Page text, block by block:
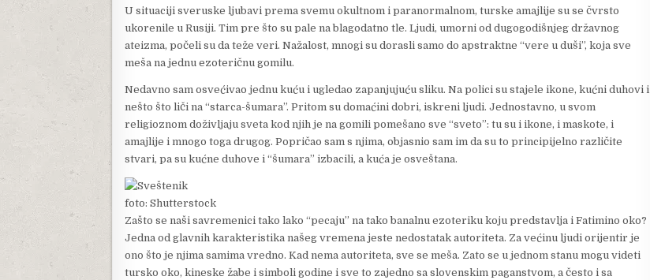
U situaciji sveruske ljubavi prema svemu okultnom i paranormalnom, turske amajlije su se čvrsto
ukorenile u Rusiji. Tim pre što su pale na blagodatno tle. Ljudi, umorni od dugogodišnjeg državnog
ateizma, počeli su da teže veri. Nažalost, mnogi su dorasli samo do apstraktne “vere u duši”, koja sve
meša na jednu ezoteričnu gomilu.
Nedavno sam osvećivao jednu kuću i ugledao zapanjujuću sliku. Na polici su stajele ikone, kućni duhovi i
nešto što liči na “starca-šumara”. Pritom su domaćini dobri, iskreni ljudi. Jednostavno, u svom
religioznom doživljaju sveta kod njih je na gomili pomešano sve “sveto”: tu su i ikone, i maskote, i
amajlije i mnogo toga drugog. Popričao sam s njima, objasnio sam im da su to principijelno različite
stvari, pa su kućne duhove i “šumara” izbacili, a kuća je osveštana.
foto: Shutterstock
Zašto se naši savremenici tako lako “pecaju” na tako banalnu ezoteriku koju predstavlja i Fatimino oko?
Jedna od glavnih karakteristika našeg vremena jeste nedostatak autoriteta. Za većinu ljudi orijentir je
ono što je njima samima vredno. Kad nema autoriteta, sve se meša. Zato se u jednom stanu mogu videti
tursko oko, kineske žabe i simboli godine i sve to zajedno sa slovenskim paganstvom, a često i sa